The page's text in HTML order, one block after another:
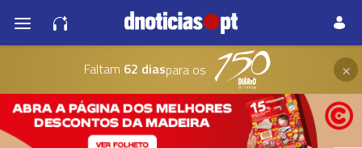
Faltam 62 diaspara os ×